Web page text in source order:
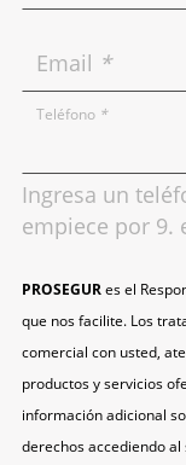
Email *
Teléfono *
Ingresa un
empiece por 9.
PROSEGURes el
que nos facilite. Los
comercial con usted,
productos y servicios
información adicional
derechos accediendo